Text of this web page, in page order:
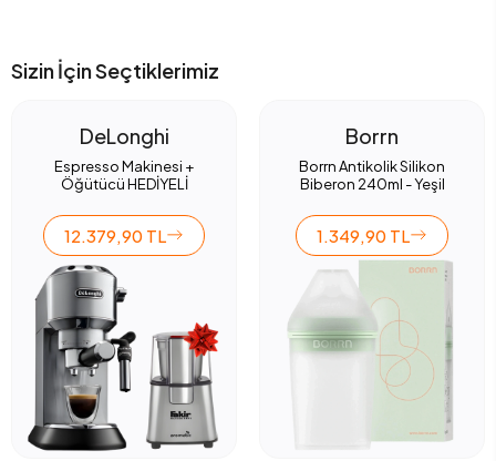
Sizin İçin Seçtiklerimiz
DeLonghi
Espresso Makinesi +
Öğütücü HEDİYELİ
12.379,90 TL
Borrn
Borrn Antikolik Silikon
Biberon 240ml - Yeşil
1.349,90 TL